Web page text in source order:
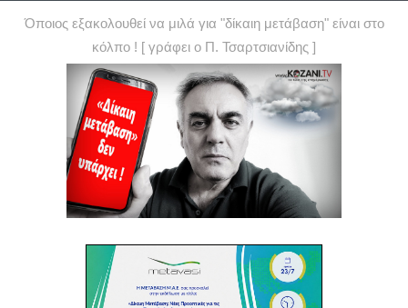
Όποιος εξακολουθεί να μιλά για "δίκαιη μετάβαση" είναι στο
κόλπο ! [ γράφει ο Π. Τσαρτσιανίδης ]